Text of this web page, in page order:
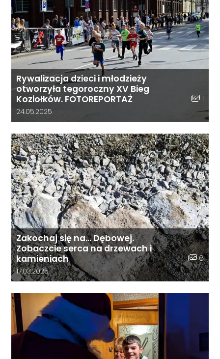
Rywalizacja dzieci i młodzieży
otworzyła tegoroczny XV Bieg
Koziołków. FOTOREPORTAŻ
Liczba
1
Data dodania galerii:
24.05.2025
Zakochaj się na… Dębowej.
Zobaczcie serca na drzewach i
kamieniach
Liczba
6
Data dodania galerii:
17.03.2025